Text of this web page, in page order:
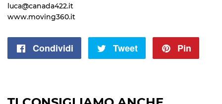
luca@canada422.it
www.moving360.it
Condividi
CondividiTweet
Twitta
Pin